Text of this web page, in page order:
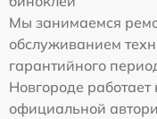
Мы занимаемся
обслуживанием
гарантийного
Новгороде
официальной